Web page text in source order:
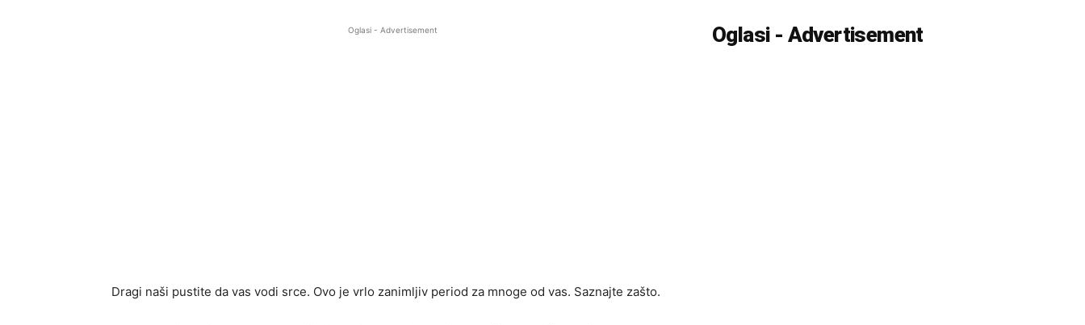
Oglasi - Advertisement
Dragi naši pustite da vas vodi srce. Ovo je vrlo zanimljiv period za mnoge od vas. Saznajte zašto.
Oglasi - Advertisement